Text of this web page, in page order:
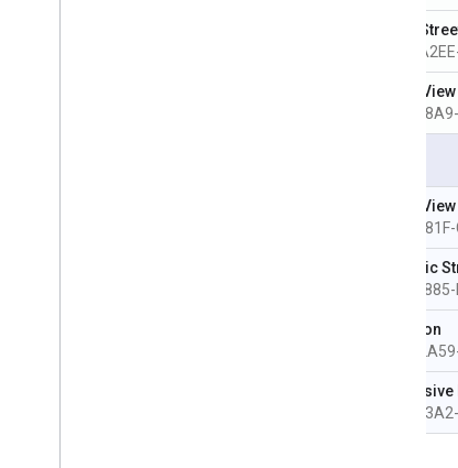
Static
9BD0-
Street
3168-
Aerial View
C9F8-981F-
Dynamic
658E-
Elevation
B43B-
Immersive
4816-